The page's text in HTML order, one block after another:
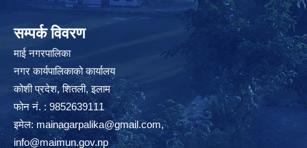
सम्पर्क विवरण
माई नगरपालिका
नगर कार्यपालिकाको कार्यालय
कोशी प्रदेश, शितली, इलाम
फोन नं. : 9852639111
इमेल:mainagarpalika@gmail.com,
info@maimun.gov.np